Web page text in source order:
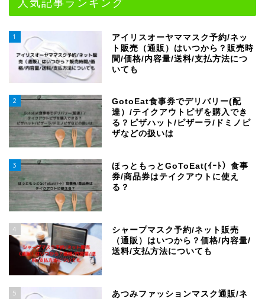
1
アイリスオーヤママスク予約/ネッ
ト販売（通販）はいつから？販売時
間/価格/内容量/送料/支払方法につ
いても
2
GotoEat食事券でデリバリー(配
達）/テイクアウトピザを購入でき
る？ピザハット/ピザーラ/ドミノピ
ザなどの扱いは
3
ほっともっとGoToEat(ｲｰﾄ）食事
券/商品券はテイクアウトに使え
る？
4
シャープマスク予約/ネット販売
（通販）はいつから？価格/内容量/
送料/支払方法についても
5
あつみファッションマスク通販/ネ